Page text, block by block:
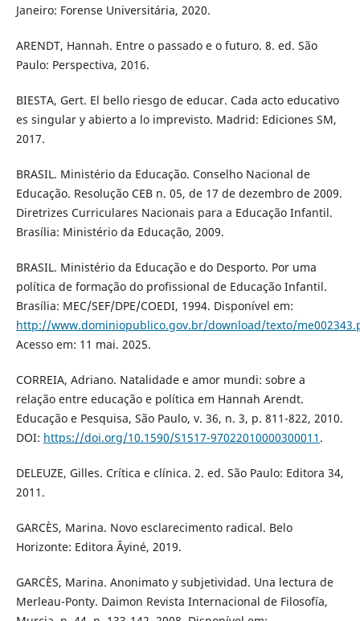
Janeiro: Forense Universitária, 2020.
ARENDT, Hannah. Entre o passado e o futuro. 8. ed. São
Paulo: Perspectiva, 2016.
BIESTA, Gert. El bello riesgo de educar. Cada acto educativo
es singular y abierto a lo imprevisto. Madrid: Ediciones SM,
2017.
BRASIL. Ministério da Educação. Conselho Nacional de
Educação. Resolução CEB n. 05, de 17 de dezembro de 2009.
Diretrizes Curriculares Nacionais para a Educação Infantil.
Brasília: Ministério da Educação, 2009.
BRASIL. Ministério da Educação e do Desporto. Por uma
política de formação do profissional de Educação Infantil.
Brasília: MEC/SEF/DPE/COEDI, 1994. Disponível em:
http://www.dominiopublico.gov.br/download/texto/
Acesso em: 11 mai. 2025.
CORREIA, Adriano. Natalidade e amor mundi: sobre a
relação entre educação e política em Hannah Arendt.
Educação e Pesquisa, São Paulo, v. 36, n. 3, p. 811-822, 2010.
DOI: https://doi.org/10.1590/S1517-97022010000300011 .
DELEUZE, Gilles. Crítica e clínica. 2. ed. São Paulo: Editora 34,
2011.
GARCÈS, Marina. Novo esclarecimento radical. Belo
Horizonte: Editora Âyiné, 2019.
GARCÈS, Marina. Anonimato y subjetividad. Una lectura de
Merleau-Ponty. Daimon Revista Internacional de Filosofía,